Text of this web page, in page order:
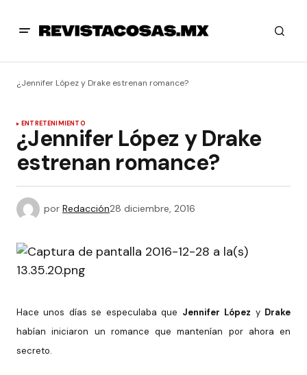
¿Jennifer López y Drake estrenan romance?
ENTRETENIMIENTO
¿Jennifer López y Drake
estrenan romance?
por Redacción28 diciembre, 2016
Hace unos días se especulaba que Jennifer López y Drake
habían iniciaron un romance que mantenían por ahora en
secreto.